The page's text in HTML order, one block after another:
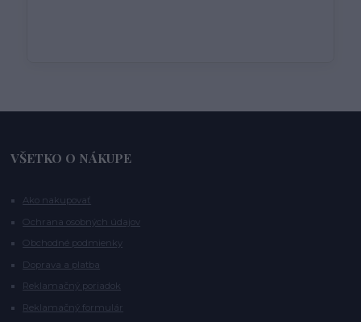
VŠETKO O NÁKUPE
Ako nakupovať
Ochrana osobných údajov
Obchodné podmienky
Doprava a platba
Reklamačný poriadok
Reklamačný formulár